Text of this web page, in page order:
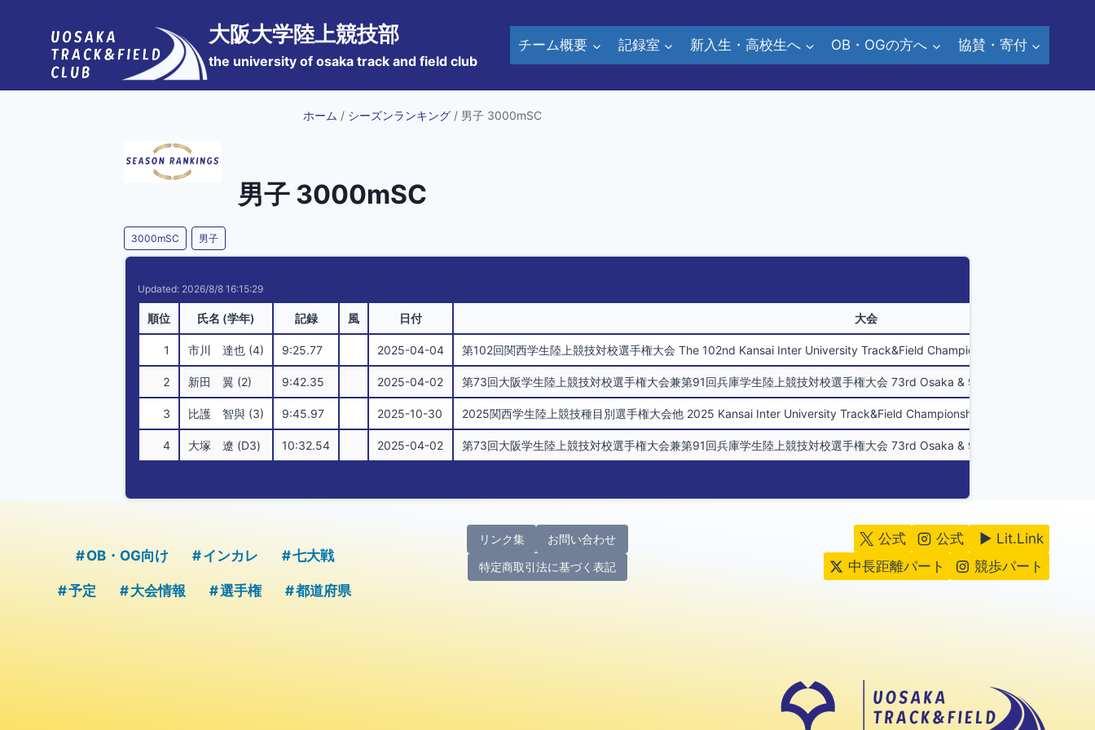
大阪大学陸上競技部
the university of osaka track and field club
チーム概要 記録室 新入生・高校生へ OB・OGの方へ 協賛・寄付
ホーム / シーズンランキング / 男子 3000mSC
男子 3000mSC
3000mSC 男子
Updated: 2026/8/8 16:15:29
順位 氏名 (学年) 記録 風 日付 大会
1 市川 達也 (4) 9:25.77 2025-04-04 第102回関西学生陸上競技対校選手権大会 The 102nd Kansai Inter University Track&Field Championships
2 新田 翼 (2) 9:42.35 2025-04-02 第73回大阪学生陸上競技対校選手権大会兼第91回兵庫学生陸上競技対校選手権大会 73rd Osaka & 91st Hyogo Inter
3 比護 智與 (3) 9:45.97 2025-10-30 2025関西学生陸上競技種目別選手権大会他 2025 Kansai Inter University Track&Field Championships etc.
4 大塚 遼 (D3) 10:32.54 2025-04-02 第73回大阪学生陸上競技対校選手権大会兼第91回兵庫学生陸上競技対校選手権大会 73rd Osaka & 91st Hyogo Inter
OB・OG向け インカレ 七大戦
予定 大会情報 選手権 都道府県
リンク集 お問い合わせ
特定商取引法に基づく表記
公式 公式
▶ Lit.Link
中長距離パート
競歩パート